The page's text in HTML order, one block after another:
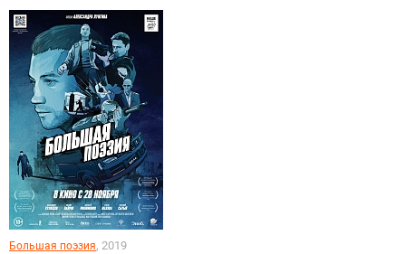
Большая поэзия, 2019